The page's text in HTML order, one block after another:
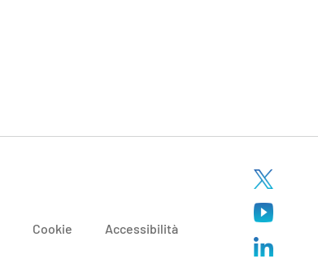
Cookie Accessibilità